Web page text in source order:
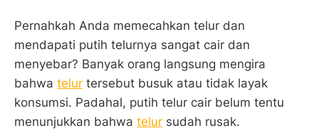
Pernahkah Anda memecahkan telur dan
mendapati putih telurnya sangat cair dan
menyebar? Banyak orang langsung mengira
bahwa telur tersebut busuk atau tidak layak
konsumsi. Padahal, putih telur cair belum tentu
menunjukkan bahwa telur sudah rusak.